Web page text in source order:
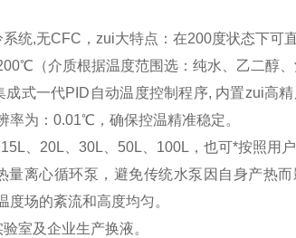
统,无CFC，zui大特点：在200度状态下可
（介质根据温度范围选：纯水、乙二醇、
式一代PID自动温度控制程序, 内置zui高
率为：0.01℃，确保控温精准稳定。
、20L、30L、50L、100L，也可*按照用户
量离心循环泵，避免传统水泵因自身产热
场的紊流和高度均匀。
室及企业生产换液。